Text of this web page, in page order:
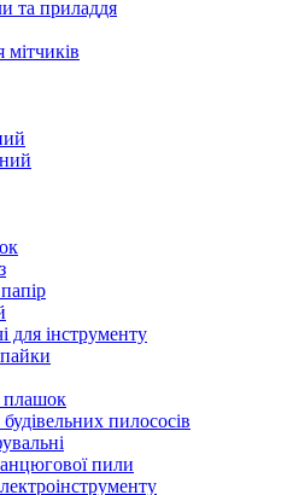
та приладдя
для інструменту
плашок
пилососів
пили